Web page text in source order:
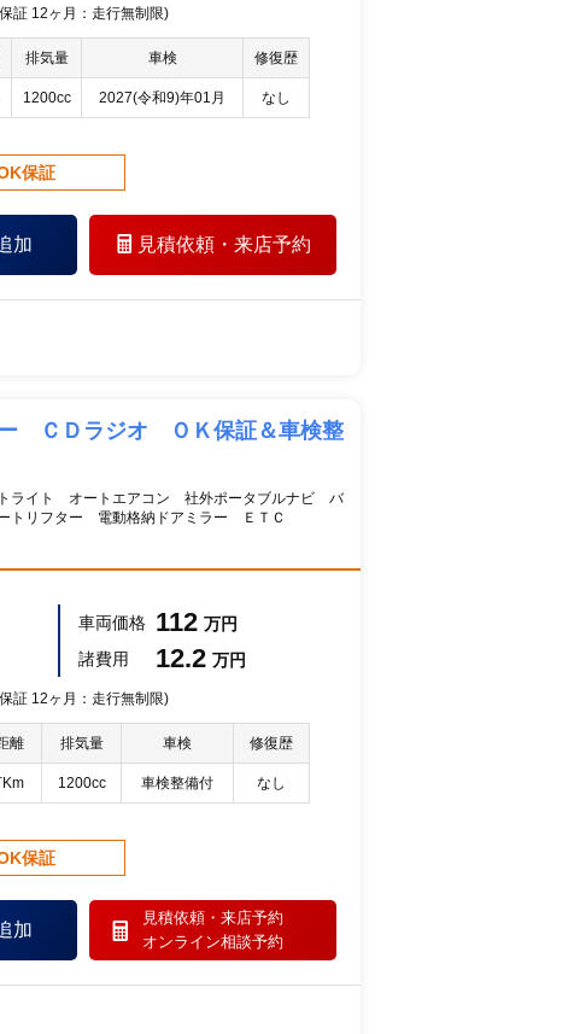
証 12ヶ月：走行無制限)
排気量 車検 修復歴
1200cc 2027(令和9)年01月 なし
保証
加 見積依頼・ 来店予約
ＣＤラジオ ＯＫ保証＆車検整
ライト オートエアコン 社外ポータブルナビ バ
トリフター 電動格納ドアミラー ＥＴＣ
車両価格 112 万円
諸費用
12.2 万円
証 12ヶ月：走行無制限)
離 排気量 車検 修復歴
1200cc 車検整備付 なし
保証
加
見積依頼・ 来店予約
オンライン相談予約